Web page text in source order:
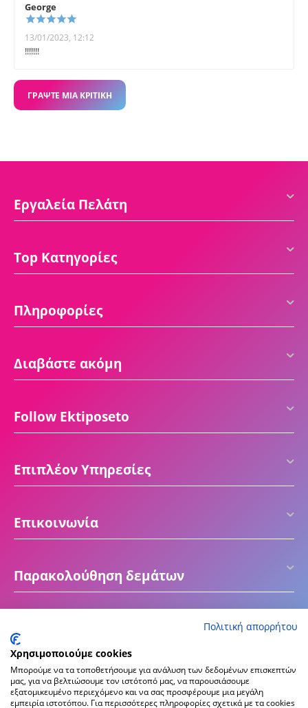
George
13/01/2023, 12:12
!!!!!!!
ΓΡΆΨΤΕ ΜΙΑ ΚΡΙΤΙΚΉ
Εργαλεία Πελάτη
Top Κατηγορίες
Πληροφορίες
Διαβάστε ακόμη
Follow Ektiposeto
Επιπλέον Υπηρεσίες
Επικοινωνία
Παρακολούθηση δεμάτων
Πολιτική απορρήτου
Χρησιμοποιούμε cookies
Μπορούμε να τα τοποθετήσουμε για ανάλυση των δεδομένων επισκεπτών
μας, για να βελτιώσουμε τον ιστότοπό μας, να παρουσιάσουμε
εξατομικευμένο περιεχόμενο και να σας προσφέρουμε μια μεγάλη
εμπειρία ιστοτόπου. Για περισσότερες πληροφορίες σχετικά με τα cookies